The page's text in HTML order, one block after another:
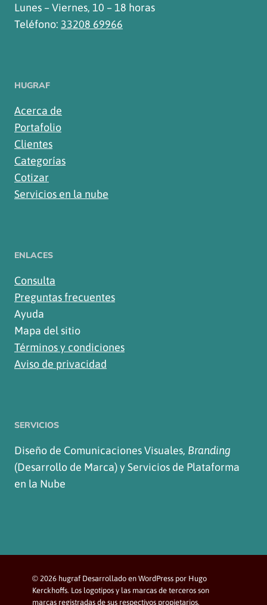
Lunes – Viernes, 10 – 18 horas
Teléfono: 33208 69966
HUGRAF
Acerca de
Portafolio
Clientes
Categorías
Cotizar
Servicios en la nube
ENLACES
Consulta
Preguntas frecuentes
Ayuda
Mapa del sitio
Términos y condiciones
Aviso de privacidad
SERVICIOS
Diseño de Comunicaciones Visuales, Branding
(Desarrollo de Marca) y Servicios de Plataforma
en la Nube
© 2026 hugraf Desarrollado en WordPress por Hugo
Kerckhoffs. Los logotipos y las marcas de terceros son
marcas registradas de sus respectivos propietarios.